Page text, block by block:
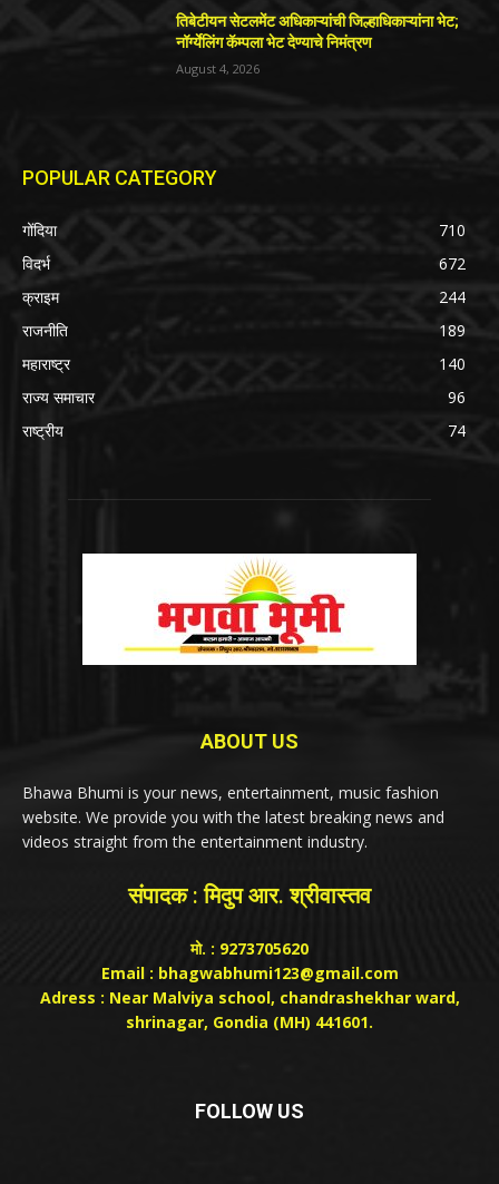
तिबेटीयन सेटलमेंट अधिकाऱ्यांची जिल्हाधिकाऱ्यांना भेट;
नॉर्ग्येलिंग कॅम्पला भेट देण्याचे निमंत्रण
August 4, 2026
POPULAR CATEGORY
गोंदिया
710
विदर्भ
672
क्राइम
244
राजनीति
189
महाराष्ट्र
140
राज्य समाचार
96
राष्ट्रीय
74
ABOUT US
Bhawa Bhumi is your news, entertainment, music fashion
website. We provide you with the latest breaking news and
videos straight from the entertainment industry.
संपादक : मिदुप आर. श्रीवास्तव
मो. : 9273705620
Email : bhagwabhumi123@gmail.com
Adress : Near Malviya school, chandrashekhar ward,
shrinagar, Gondia (MH) 441601.
FOLLOW US